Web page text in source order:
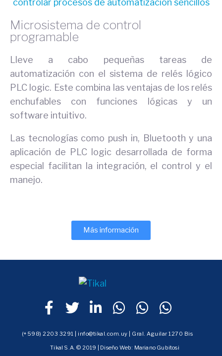
Microsistema de control
programable
Lleve a cabo pequeñas tareas de
automatización con el sistema de relés lógico
PLC logic. Este combina las ventajas de los relés
enchufables con funciones lógicas y un
software intuitivo.
Las tecnologías como push in, Bluetooth y una
aplicación de PLC logic desarrollada de forma
especial facilitan la integración, el control y el
manejo.
Más información
Tikal S.A. © 2019 | Diseño Web: Mariano Gubitosi
(+598) 2203 3291 | info@tikal.com.uy | Gral. Aguilar 1270 Bis